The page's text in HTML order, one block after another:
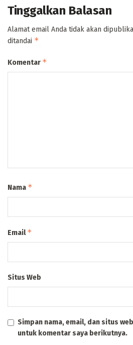
Tinggalkan Balasan
Alamat email Anda tidak akan
ditandai *
Komentar *
Nama *
Email*
Situs Web
Simpan nama, email, dan situs
untuk komentar saya berikutnya.